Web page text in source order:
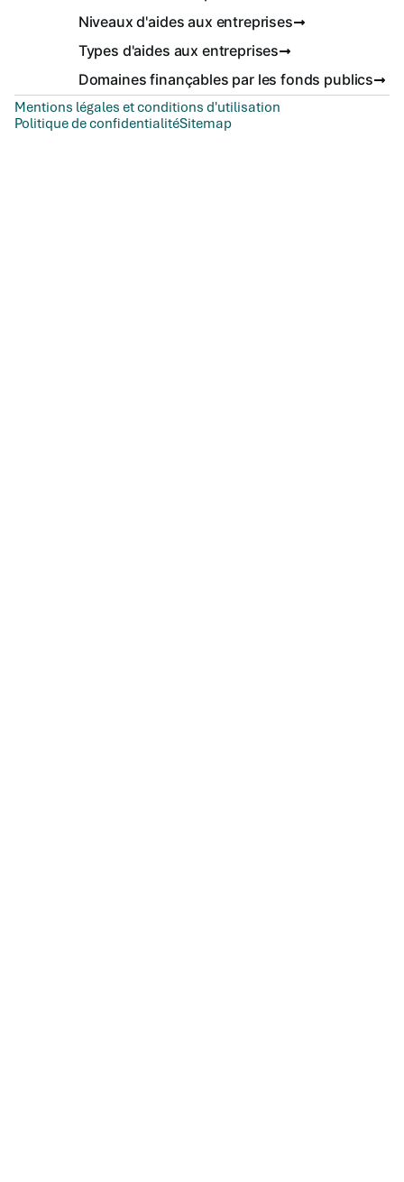
Niveaux d'aides aux entreprises
Types d'aides aux entreprises
Domaines finançables par les fonds publics
Mentions légales et conditions d'utilisation
Politique de confidentialitéSitemap